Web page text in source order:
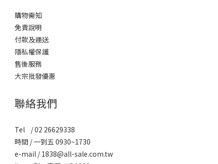
購物需知
免責說明
付款及運送
隱私權保護
售後服務
大宗批發優惠
聯絡我們
Tel / 02 26629338
時間 / 一到五 0930~1730
e-mail / 1838@all-sale.com.tw